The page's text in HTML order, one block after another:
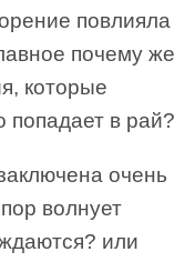
повлияла
почему же
которые
попадает в рай?
очень
волнует
или